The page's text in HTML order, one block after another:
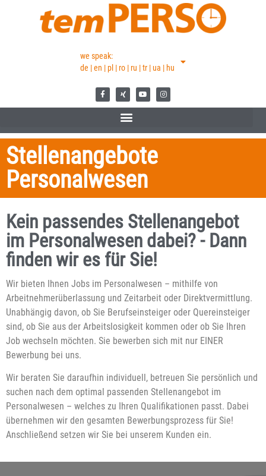
we speak:
de | en | pl | ro | ru | tr | ua | hu
Stellenangebote
Personalwesen
Kein passendes Stellenangebot
im Personalwesen dabei? - Dann
finden wir es für Sie!
Wir bieten Ihnen Jobs im Personalwesen – mithilfe von
Arbeitnehmerüberlassung und Zeitarbeit oder Direktvermittlung.
Unabhängig davon, ob Sie Berufseinsteiger oder Quereinsteiger
sind, ob Sie aus der Arbeitslosigkeit kommen oder ob Sie Ihren
Job wechseln möchten. Sie bewerben sich mit nur EINER
Bewerbung bei uns.
Wir beraten Sie daraufhin individuell, betreuen Sie persönlich und
suchen nach dem optimal passenden Stellenangebot im
Personalwesen – welches zu Ihren Qualifikationen passt. Dabei
übernehmen wir den gesamten Bewerbungsprozess für Sie!
Anschließend setzen wir Sie bei unserem Kunden ein.